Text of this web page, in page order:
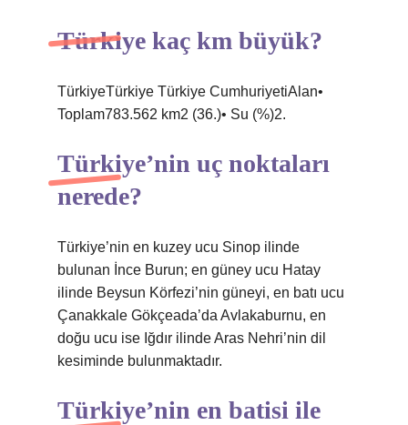
Türkiye kaç km büyük?
TürkiyeTürkiye Türkiye CumhuriyetiAlan•
Toplam783.562 km2 (36.)• Su (%)2.
Türkiye’nin uç noktaları
nerede?
Türkiye’nin en kuzey ucu Sinop ilinde
bulunan İnce Burun; en güney ucu Hatay
ilinde Beysun Körfezi’nin güneyi, en batı ucu
Çanakkale Gökçeada’da Avlakaburnu, en
doğu ucu ise Iğdır ilinde Aras Nehri’nin dil
kesiminde bulunmaktadır.
Türkiye’nin en batisi ile